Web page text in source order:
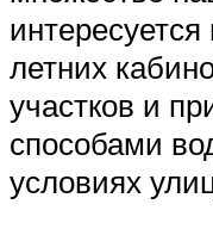
летних
участков и
способами
условиях